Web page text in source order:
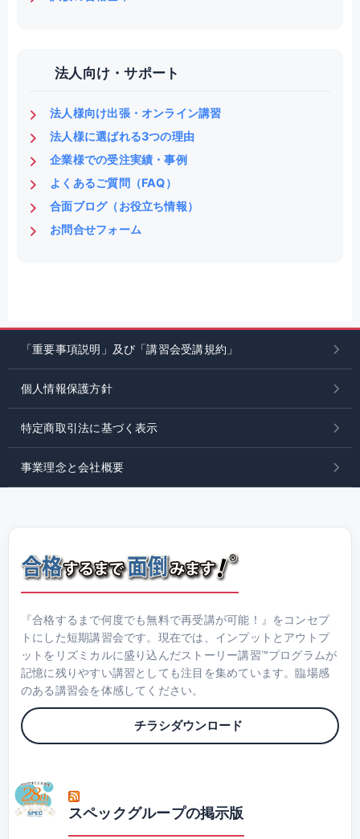
法人向け・サポート
法人様向け出張・オンライン講習
法人様に選ばれる3つの理由
企業様での受注実績・事例
よくあるご質問（FAQ）
合面ブログ（お役立ち情報）
お問合せフォーム
「重要事項説明」及び「講習会受講規約」
個人情報保護方針
特定商取引法に基づく表示
事業理念と会社概要
『合格するまで何度でも無料で再受講が可能！』をコンセプ
トにした短期講習会です。現在では、インプットとアウトプ
ットをリズミカルに盛り込んだストーリー講習™プログラムが
記憶に残りやすい講習としても注目を集めています。臨場感
のある講習会を体感してください。
チラシダウンロード
スペックグループの掲示版